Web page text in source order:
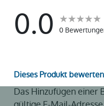
0.0 0
Dieses Produkt bewerten
Das Hinzufügen